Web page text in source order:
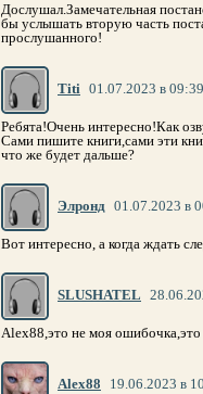
Дослушал.Замечательная
бы услышать вторую часть
прослушанного!
Titi 01.07.2023 в 09:39
Ребята!Очень интересно!Как
Сами пишите книги,сами эти
что же будет дальше?
Элронд 01.07.2023 в
Вот интересно, а когда ждать
SLUSHATEL
Alex88,это не моя ошибочка,это
Alex88 19.06.2023 в